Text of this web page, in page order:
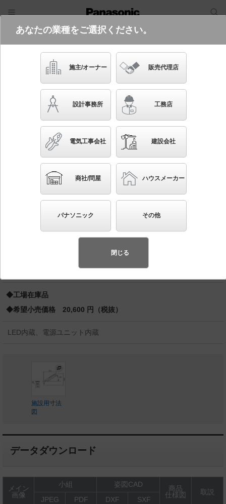
電気・建築設備（ビジネス）
フリーワード
品番・キーワード
かんたん照度計算
NNY20339 LE1
電力柱取付型 LED（電球色） 防犯灯 ASA樹脂製
防雨型・防まつ型・明るさセンサ内蔵 AreaLux（エリ
アルクス） パネル付型 直管形蛍光灯FL20形1灯器具
相当／水銀灯HF40形1灯器具相当 FL20形／水銀灯40形
（長寿命・省電力のLEDを主照明にした、高品
◆工場在庫品
◆希望小売価格 20,600 円（税抜）
LED内蔵、電源ユニット内蔵
施設用寸法
図
データダウンロード
メイン
画像
小組 姿図CAD
商品
仕様図
取説
JPEG
PDF DXF SXF
あなたの業種をご選択ください。
施主/オーナー 販売代理店
設計事務所 工務店
電気工事会社 建設会社
商社/問屋 ハウスメーカー
パナソニック その他
閉じる